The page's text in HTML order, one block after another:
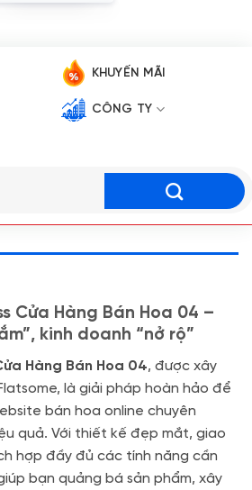
KHUYẾN MÃI
CÔNG TY
Cửa Hàng Bán Hoa 04 –
kinh doanh “nở rộ”
Hàng Bán Hoa 04, được xây
là giải pháp hoàn hảo để
bán hoa online chuyên
quả. Với thiết kế đẹp mắt, giao
hợp đầy đủ các tính năng cần
bạn quảng bá sản phẩm, xây